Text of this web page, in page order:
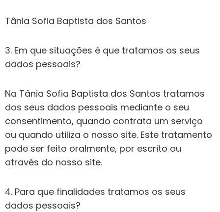
Tânia Sofia Baptista dos Santos
3. Em que situações é que tratamos os seus
dados pessoais?
Na Tânia Sofia Baptista dos Santos tratamos
dos seus dados pessoais mediante o seu
consentimento, quando contrata um serviço
ou quando utiliza o nosso site. Este tratamento
pode ser feito oralmente, por escrito ou
através do nosso site.
4. Para que finalidades tratamos os seus
dados pessoais?